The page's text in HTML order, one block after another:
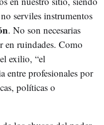
serviles instrumentos
. No son necesarias
en ruindades. Como
exilio, “el
entre profesionales por
políticas o